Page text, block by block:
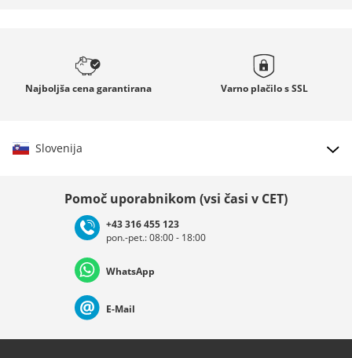
Najboljša cenagarantirana Varno plačilo sSSL
Slovenija
Deutschland Österreich
Nederland Italia (Italiano) Italien (Deutsch)
Pomoč uporabnikom (vsi časi v CET)
+43 316 455 123
pon.-pet.: 08:00 - 18:00
WhatsApp
E-Mail